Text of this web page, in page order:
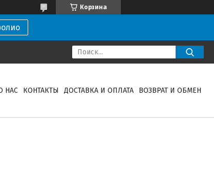
Корзина
НАС КОНТАКТЫ ДОСТАВКА И ОПЛАТА ВОЗВРАТ И ОБМЕН